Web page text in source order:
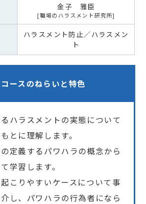
金子 雅臣
職場のハラスメント研究所
ハラスメント防止／ハラスメン
ト
コースのねらいと特色
ハラスメントの実態について
とに理解します。
定義するパワハラの概念から
学習します。
こりやすいケースについて事
し、パワハラの行為者になら